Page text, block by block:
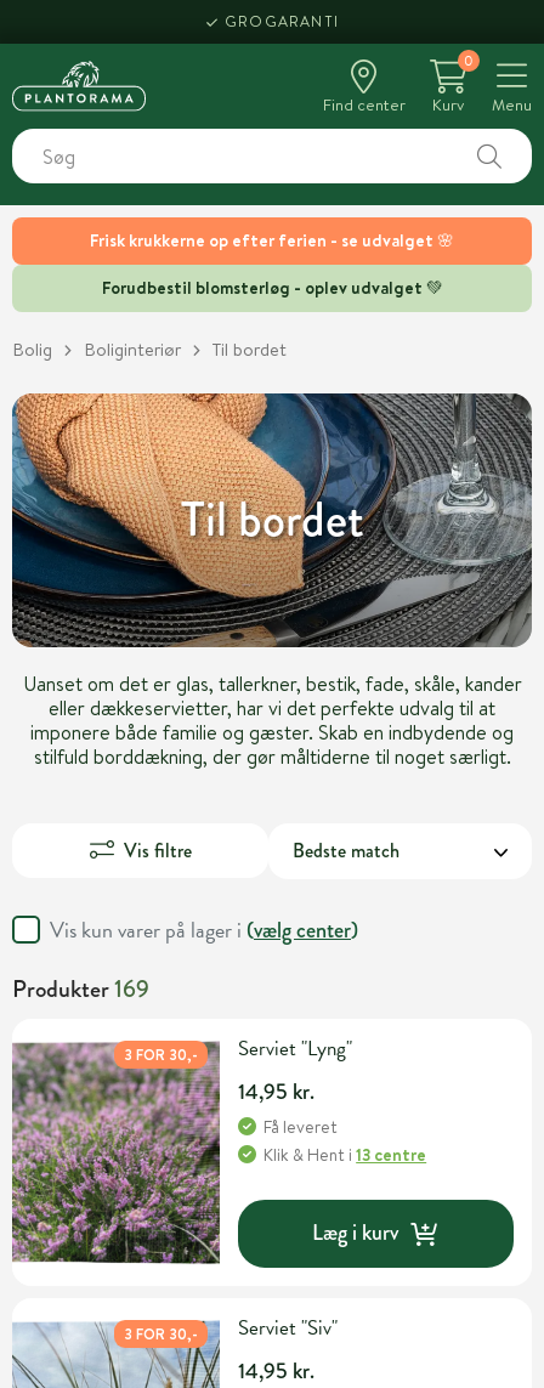
Frisk krukkerne op efter ferien - se udvalget 🌸
Forudbestil blomsterløg - oplev udvalget 💚
HENT SAMME DAG
Find center
0
Kurv
Menu
Bolig Boliginteriør Til bordet
Til bordet
Uanset om det er glas, tallerkner, bestik, fade, skåle, kander
eller dækkeservietter, har vi det perfekte udvalg til at
imponere både familie og gæster. Skab en indbydende og
stilfuld borddækning, der gør måltiderne til noget særligt.
Vis filtre
Vis kun varer på lager i (vælg center)
Produkter169
3 FOR 30,- Serviet "Lyng"
14,95 kr.
Få leveret
Klik & Hent i13 centre
Læg i kurv
3 FOR 30,- Serviet "Siv"
14,95 kr.